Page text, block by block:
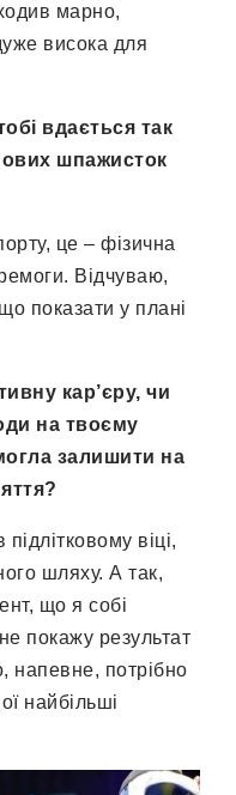
марно,
висока для
вдається так
шпажисток
це – фізична
Відчуваю,
показати у плані
кар’єру, чи
на твоєму
залишити на
?
віці,
шляху. А так,
що я собі
покажу результат
напевне, потрібно
найбільші